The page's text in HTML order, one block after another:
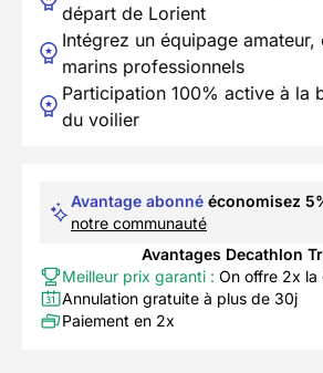
départ de Lorient
Intégrez un équipage
marins professionnels
Participation 100% active à la
du voilier
Avantage abonné économisez
notre communauté
Avantages Decathlon
Meilleur prix garanti : On offre 2x la
Annulation gratuite à plus de 30j
Paiement en 2x